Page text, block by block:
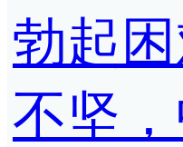
勃起
不坚